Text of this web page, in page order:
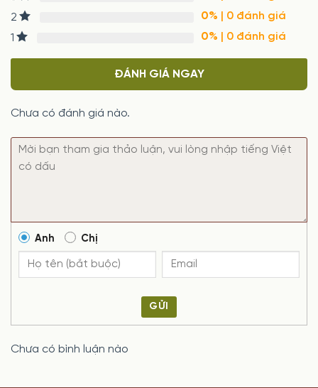
2
0% | 0 đánh giá
1
0% | 0 đánh giá
ĐÁNH GIÁ NGAY
Chưa có đánh giá nào.
Anh Chị
GỬI
Chưa có bình luận nào